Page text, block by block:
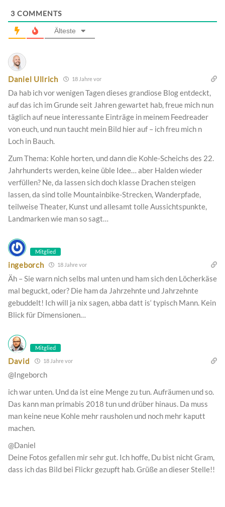
3 COMMENTS
Älteste
Daniel Ullrich 18 Jahre vor
Da hab ich vor wenigen Tagen dieses grandiose Blog entdeckt,
auf das ich im Grunde seit Jahren gewartet hab, freue mich nun
täglich auf neue interessante Einträge in meinem Feedreader
von euch, und nun taucht mein Bild hier auf – ich freu mich n
Loch in Bauch.
Zum Thema: Kohle horten, und dann die Kohle-Scheichs des 22.
Jahrhunderts werden, keine üble Idee… aber Halden wieder
verfüllen? Ne, da lassen sich doch klasse Drachen steigen
lassen, da sind tolle Mountainbike-Strecken, Wanderpfade,
teilweise Theater, Kunst und allesamt tolle Aussichtspunkte,
Landmarken wie man so sagt…
Mitglied
ingeborch 18 Jahre vor
Äh – Sie warn nich selbs mal unten und ham sich den Löcherkäse
mal beguckt, oder? Die ham da Jahrzehnte und Jahrzehnte
gebuddelt! Ich will ja nix sagen, abba datt is‘ typisch Mann. Kein
Blick für Dimensionen…
Mitglied
David 18 Jahre vor
@Ingeborch
ich war unten. Und da ist eine Menge zu tun. Aufräumen und so.
Das kann man primabis 2018 tun und drüber hinaus. Da muss
man keine neue Kohle mehr rausholen und noch mehr kaputt
machen.
@Daniel
Deine Fotos gefallen mir sehr gut. Ich hoffe, Du bist nicht Gram,
dass ich das Bild bei Flickr gezupft hab. Grüße an dieser Stelle!!